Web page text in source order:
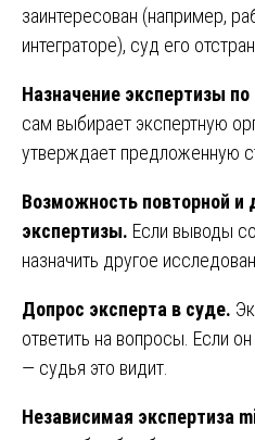
заинтересован (например,
интеграторе), суд его
Назначение экспертизы
сам выбирает экспертную
утверждает предложенную
Возможность повторной и
экспертизы. Если выводы
назначить другое
Допрос эксперта в суде.
ответить на вопросы. Если
— судья это видит.
Независимая экспертиза